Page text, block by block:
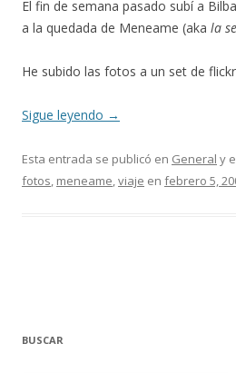
El fin de semana pasado subí a
a la quedada de Meneame (aka la
He subido las fotos a un set de
Sigue leyendo →
Esta entrada se publicó en General y
fotos, meneame,viaje en febrero 5,
entradas
BUSCAR